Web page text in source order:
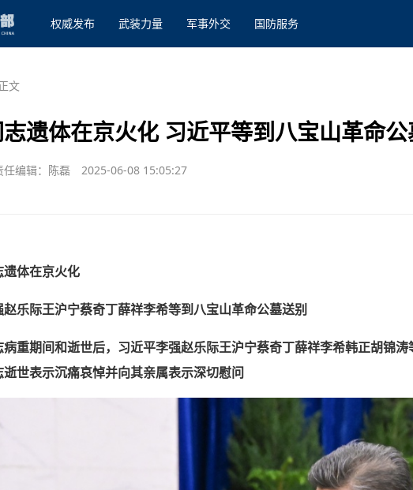
权威发布 武装力量 军事外交 国防服务
文
遗体在京火化 习近平等到八宝山革命
任编辑：陈磊 2025-06-08 15:05:27
体在京火化
乐际王沪宁蔡奇丁薛祥李希等到八宝山革命公墓送别
重期间和逝世后，习近平李强赵乐际王沪宁蔡奇丁薛祥李希韩正胡锦
世表示沉痛哀悼并向其亲属表示深切慰问